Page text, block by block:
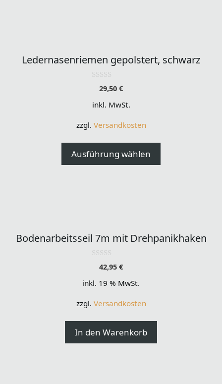
Ledernasenriemen gepolstert, schwarz
t
5
29,50 €
inkl. MwSt.
zzgl. Versandkosten
Ausführung wählen
Produkt
weist
Bodenarbeitsseil 7m mit Drehpanikhaken
t
5
42,95 €
inkl. 19 % MwSt.
zzgl. Versandkosten
In den Warenkorb